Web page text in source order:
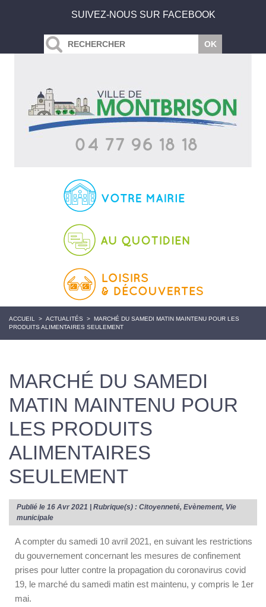
SUIVEZ-NOUS SUR FACEBOOK
ACCUEIL > ACTUALITÉS > MARCHÉ DU SAMEDI MATIN MAINTENU POUR LES
PRODUITS ALIMENTAIRES SEULEMENT
MARCHÉ DU SAMEDI
MATIN MAINTENU POUR
LES PRODUITS
ALIMENTAIRES
SEULEMENT
Publié le 16 Avr 2021 | Rubrique(s) : Citoyenneté, Evènement, Vie
municipale
A compter du samedi 10 avril 2021, en suivant les restrictions
du gouvernement concernant les mesures de confinement
prises pour lutter contre la propagation du coronavirus covid
19, le marché du samedi matin est maintenu, y compris le 1er
mai.